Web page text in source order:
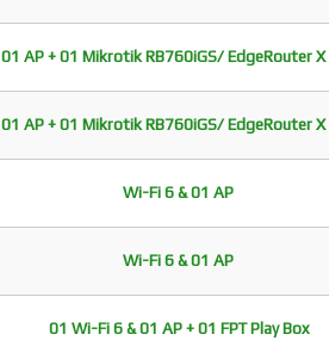
01 AP + 01 Mikrotik RB760iGS/ EdgeRouter X
01 AP + 01 Mikrotik RB760iGS/ EdgeRouter X
Wi-Fi 6 & 01 AP
Wi-Fi 6 & 01 AP
01 Wi-Fi 6 & 01 AP + 01 FPT Play Box